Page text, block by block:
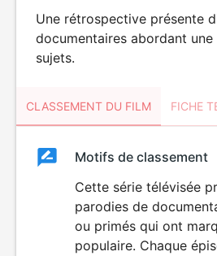
Une rétrospective présente
documentaires abordant
sujets.
CLASSEMENT DU FILM FICHE
ClassementClassement
AUX
Motifs de classement
Cette série télévisée
parodies de
ou primés qui ont
populaire. Chaque